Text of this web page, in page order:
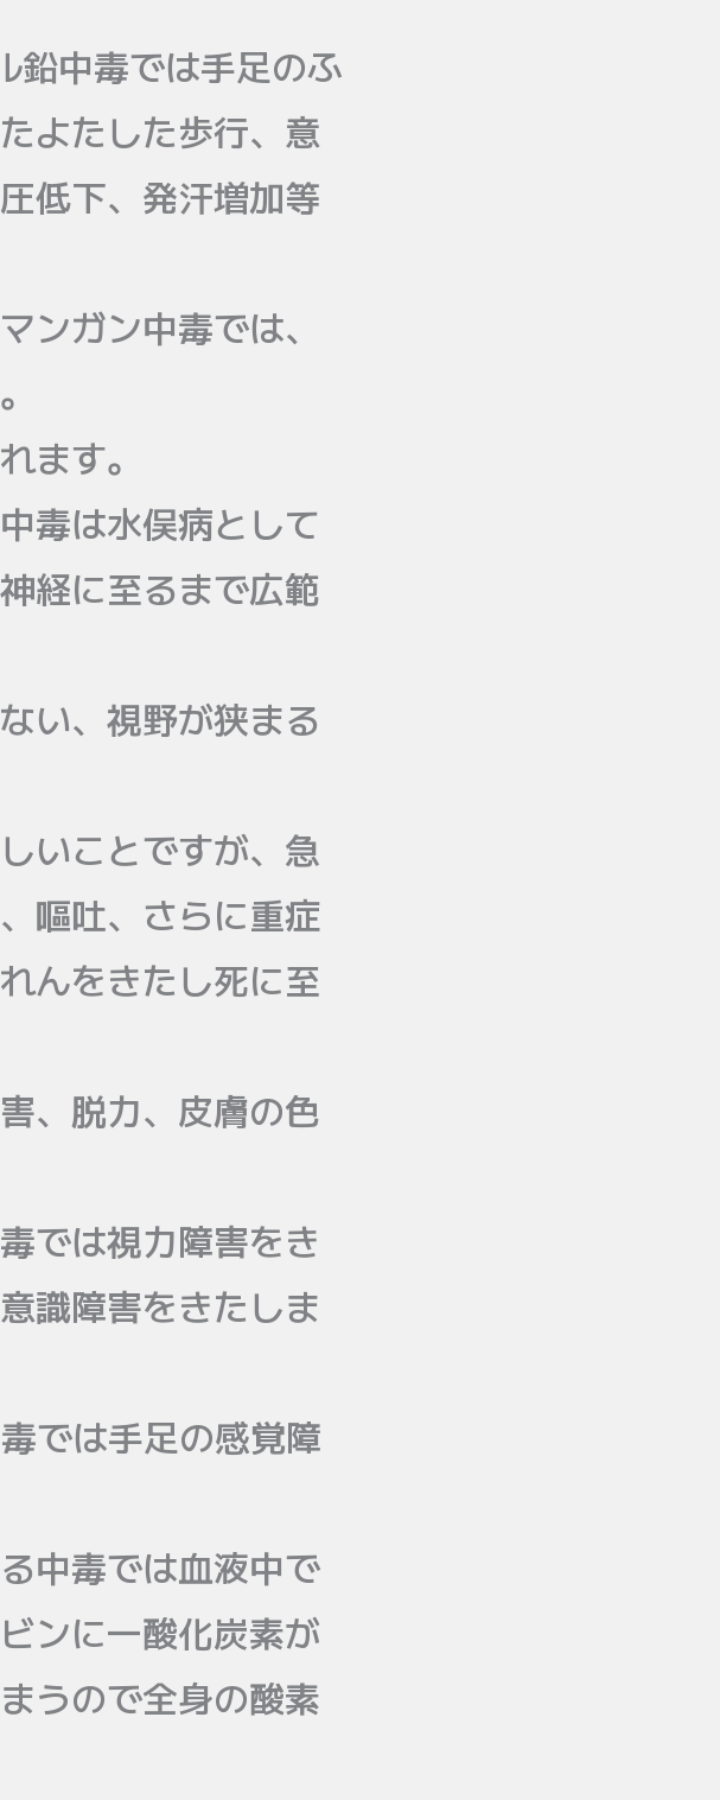
鉛中毒では手足のふ
よたした歩行、意
低下、発汗増加等
ンガン中毒では、
ます。
毒は水俣病として
経に至るまで広範
い、視野が狭まる
いことですが、急
嘔吐、さらに重症
んをきたし死に至
、脱力、皮膚の色
では視力障害をき
識障害をきたしま
では手足の感覚障
中毒では血液中で
ンに一酸化炭素が
うので全身の酸素